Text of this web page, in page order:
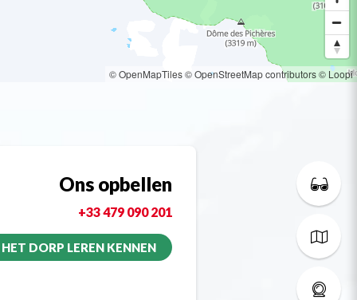
© OpenMapTiles© OpenStreetMap contributors© Loopi
Ons opbellen
+33 479 090 201
HET DORP LEREN KENNEN